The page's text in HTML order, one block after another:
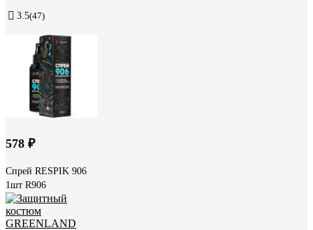
3.5(47)
578 ₽
Спрей RESPIK 906
1шт R906